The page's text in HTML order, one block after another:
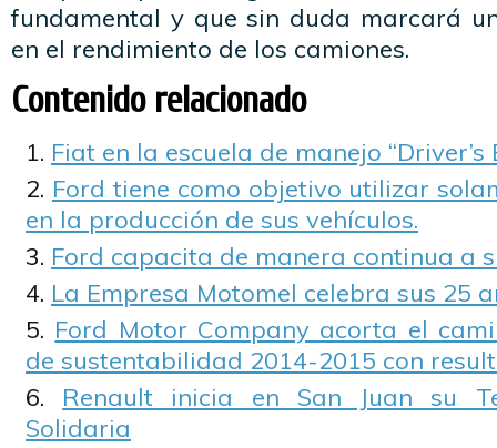
fundamental y que sin duda marcará
en el rendimiento de los camiones.
Contenido relacionado
Fiat en la escuela de manejo “Driver’s
Ford tiene como objetivo utilizar
en la producción de sus vehículos.
Ford capacita de manera continua a
La Empresa Motomel celebra sus 25
Ford Motor Company acorta el
de sustentabilidad 2014-2015 con
Renault inicia en San Juan su
Solidaria